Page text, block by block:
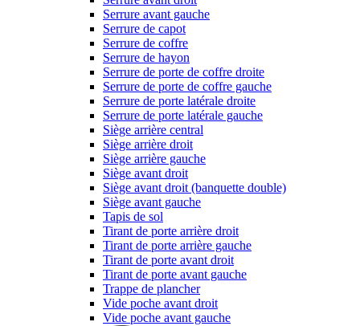
Serrure avant gauche
Serrure de capot
Serrure de coffre
Serrure de hayon
Serrure de porte de coffre droite
Serrure de porte de coffre gauche
Serrure de porte latérale droite
Serrure de porte latérale gauche
Siège arrière central
Siège arrière droit
Siège arrière gauche
Siège avant droit
Siège avant droit (banquette double)
Siège avant gauche
Tapis de sol
Tirant de porte arrière droit
Tirant de porte arrière gauche
Tirant de porte avant droit
Tirant de porte avant gauche
Trappe de plancher
Vide poche avant droit
Vide poche avant gauche